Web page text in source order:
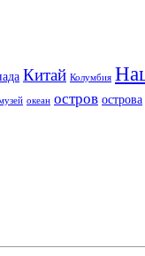
Китай Колумбия
океан остров острова